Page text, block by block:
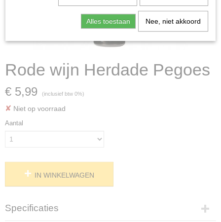
Rode wijn Herdade Pegoes
€ 5,99 (inclusief btw 0%)
✘ Niet op voorraad
Aantal
IN WINKELWAGEN
Specificaties
Alles toestaan Nee, niet akkoord